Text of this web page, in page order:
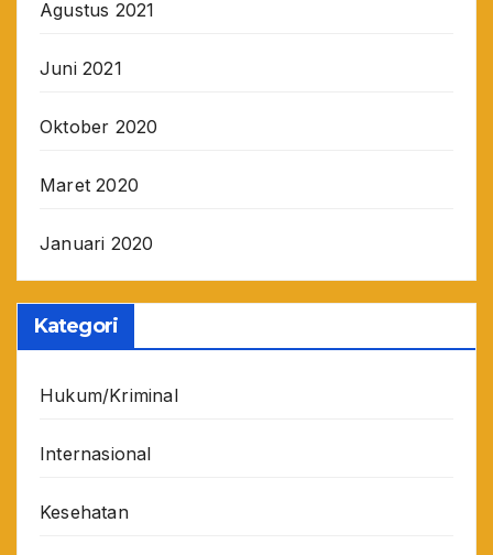
Agustus 2021
Juni 2021
Oktober 2020
Maret 2020
Januari 2020
Kategori
Hukum/Kriminal
Internasional
Kesehatan